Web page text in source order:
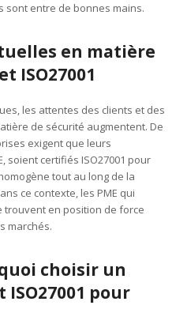
sont entre de bonnes mains.
en matière
ISO27001
les attentes des clients et des
de sécurité augmentent. De
exigent que leurs
soient certifiés ISO27001 pour
tout au long de la
ce contexte, les PME qui
trouvent en position de force
marchés.
choisir un
pour